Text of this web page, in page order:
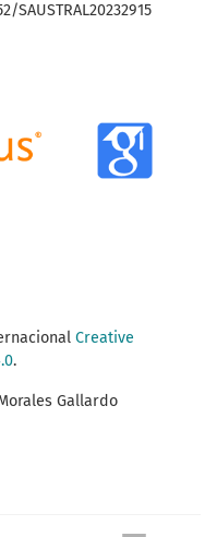
SAUSTRAL20232915
Creative
.
Gallardo